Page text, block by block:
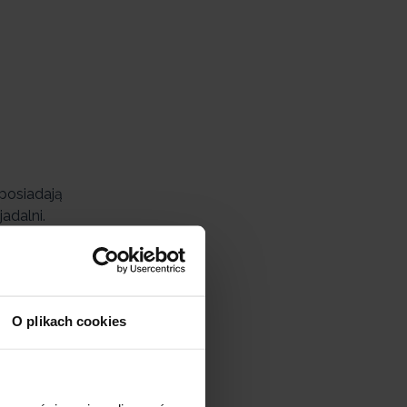
O plikach cookies
jest